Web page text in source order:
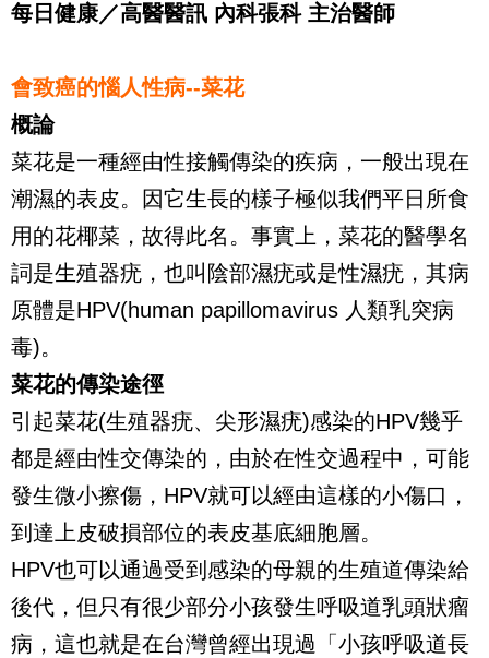
每日健康／高醫醫訊 內科張科 主治醫師
會致癌的惱人性病--菜花
概論
菜花是一種經由性接觸傳染的疾病，一般出現在
潮濕的表皮。因它生長的樣子極似我們平日所食
用的花椰菜，故得此名。事實上，菜花的醫學名
詞是生殖器疣，也叫陰部濕疣或是性濕疣，其病
原體是HPV(human papillomavirus 人類乳突病
毒)。
菜花的傳染途徑
引起菜花(生殖器疣、尖形濕疣)感染的HPV幾乎
都是經由性交傳染的，由於在性交過程中，可能
發生微小擦傷，HPV就可以經由這樣的小傷口，
到達上皮破損部位的表皮基底細胞層。
HPV也可以通過受到感染的母親的生殖道傳染給
後代，但只有很少部分小孩發生呼吸道乳頭狀瘤
病，這也就是在台灣曾經出現過「小孩呼吸道長